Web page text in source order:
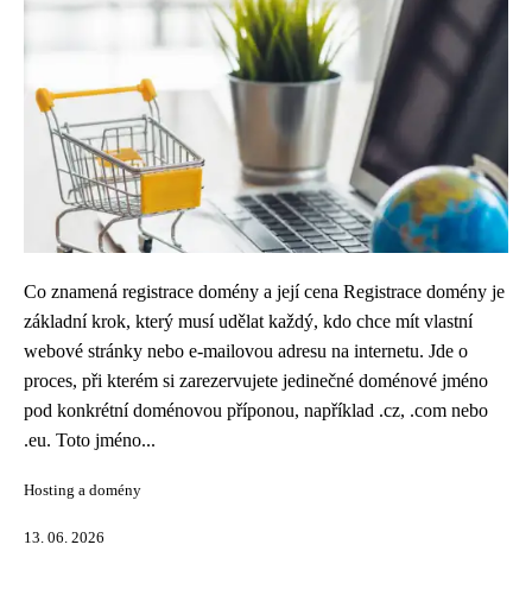
Co znamená registrace domény a její cena Registrace domény je
základní krok, který musí udělat každý, kdo chce mít vlastní
webové stránky nebo e-mailovou adresu na internetu. Jde o
proces, při kterém si zarezervujete jedinečné doménové jméno
pod konkrétní doménovou příponou, například .cz, .com nebo
.eu. Toto jméno...
Hosting a domény
13. 06. 2026